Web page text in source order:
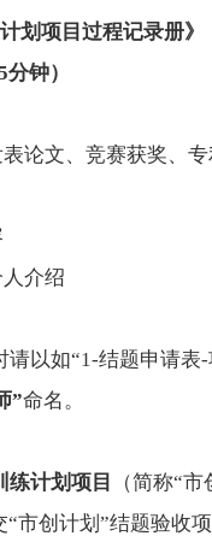
划项目过程记录册》
分钟）
论文、竞赛获奖、
介绍
请以如“1-结题申请表-
”命名。
练计划项目 （简称“
“市创计划”结题验收